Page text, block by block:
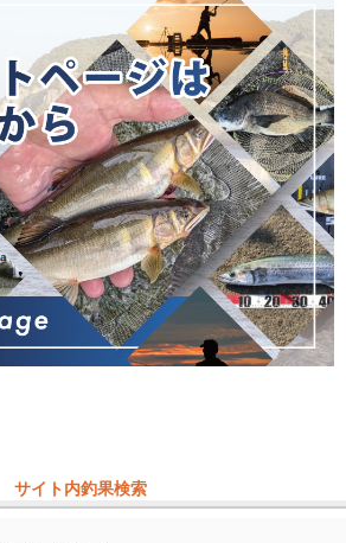
サイト内釣果検索